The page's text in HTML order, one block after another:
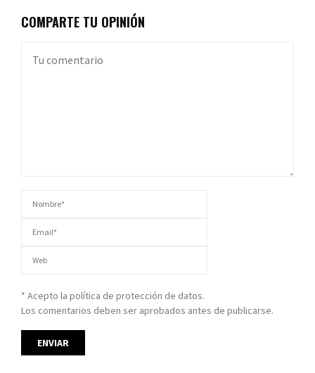
COMPARTE TU OPINIÓN
* Acepto la política de protección de datos.
Los comentarios deben ser aprobados antes de publicarse.